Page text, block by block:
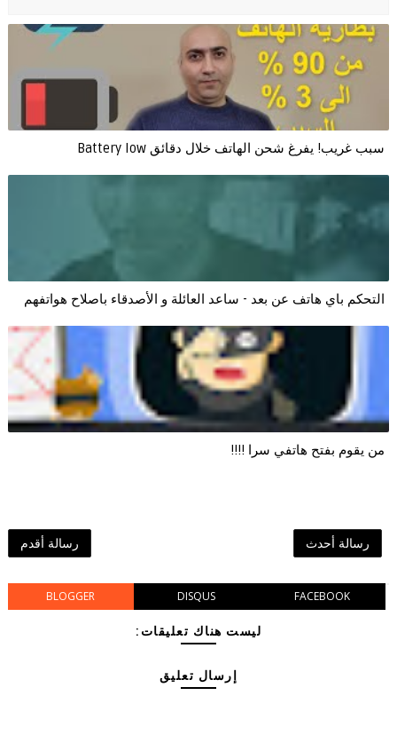
سبب غريب! يفرغ شحن الهاتف خلال دقائق Battery low
التحكم باي هاتف عن بعد - ساعد العائلة و الأصدقاء باصلاح هواتفهم
من يقوم بفتح هاتفي سرا !!!!
رسالة أحدث رسالة أقدم
BLOGGER DISQUS FACEBOOK
ليست هناك تعليقات:
إرسال تعليق